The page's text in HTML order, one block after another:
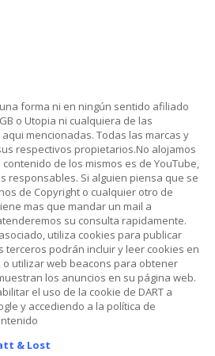
forma ni en ningún sentido afiliado
o Utopia ni cualquiera de las
mencionadas. Todas las marcas y
respectivos propietarios.No alojamos
de los mismos es de YouTube,
responsables. Si alguien piensa que se
de Copyright o cualquier otro de
mas que mandar un mail a
su consulta rapidamente.
utiliza cookies para publicar
terceros podrán incluir y leer cookies en
utilizar web beacons para obtener
los anuncios en su página web.
el uso de la cookie de DART a
y accediendo a la política de
& Lost